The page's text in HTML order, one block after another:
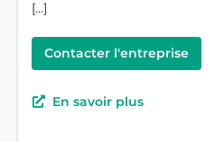
[…]
Contacter l'entreprise
En savoir plus